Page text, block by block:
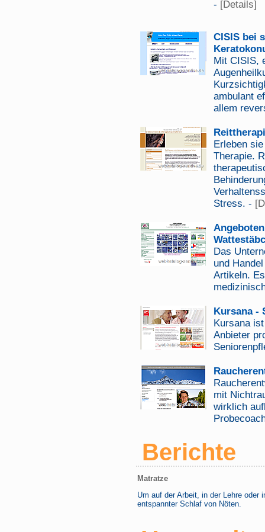
- [Details]
CISIS bei
Mit CISIS,
ambulant
allem
Erleben
Therapie.
Stress. -
Das
und
Artikeln.
Kursana -
Kursana
Anbieter
mit
wirklich
Berichte
Matratze
Um auf der Arbeit, in der Lehre
entspannter Schlaf von Nöten.